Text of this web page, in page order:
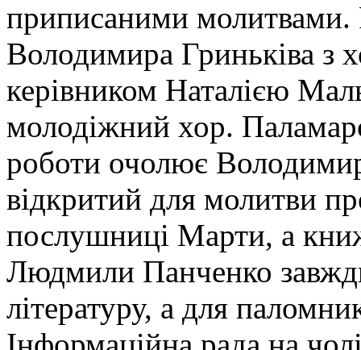
приписаними молитвами.
Володимира Гриньківа з
керівником Наталією
молодіжний хор.
роботи очолює
відкритий для молитви
послушниці Марти, а
Людмили Панченко
літературу, а для